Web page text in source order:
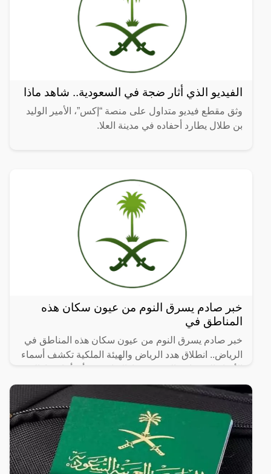
الفيديو الذي أثار ضجة في السعودية.. شاهد ماذا
وثق مقطع فيديو متداول على منصة “إكس”، الأمير الوليد
بن طلال يطارد أحفاده في مدينة العلا.
خبر صادم يسرق النوم من عيون سكان هذه
المناطق في
خبر صادم يسرق النوم من عيون سكان هذه المناطق في
الرياض.. انطلاق هدد الرياض والهيئة الملكية تكشف أسماء